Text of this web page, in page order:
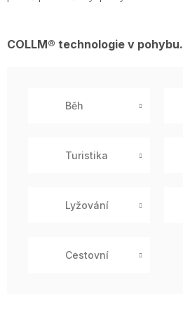
COLLM® technologie v pohybu.
Běh
Turistika
Lyžování
Cestovní